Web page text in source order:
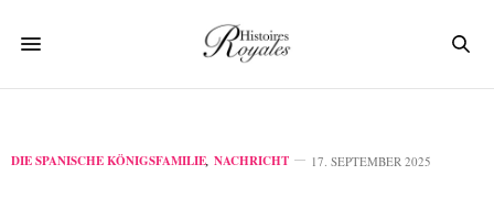
DIE SPANISCHE KÖNIGSFAMILIE, NACHRICHT 17. SEPTEMBER 2025